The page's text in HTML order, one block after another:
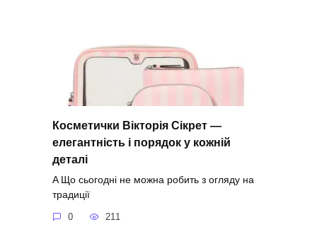
Косметички Вікторія Сікрет —
елегантність і порядок у кожній
деталі
A Що сьогодні не можна робить з огляду на
традиції
0 211